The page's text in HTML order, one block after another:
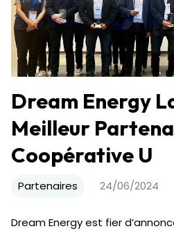
Dream Energy
Meilleur
Coopérative U
Partenaires 24/06/2024
Dream Energy est fier